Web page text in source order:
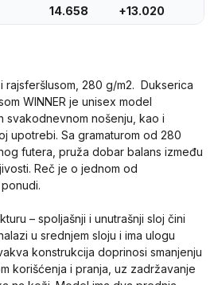
14.658 +13.020
rajsferšlusom, 280 g/m2. Dukserica
WINNER je unisex model
svakodnevnom nošenju, kao i
upotrebi. Sa gramaturom od 280
futera, pruža dobar balans između
Reč je o jednom od
– spoljašnji i unutrašnji sloj čini
u srednjem sloju i ima ulogu
konstrukcija doprinosi smanjenju
korišćenja i pranja, uz zadržavanje